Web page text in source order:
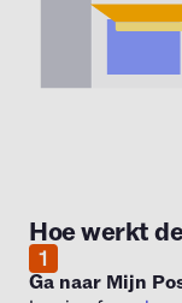
Hoe werkt
1
Ga naar Mijn